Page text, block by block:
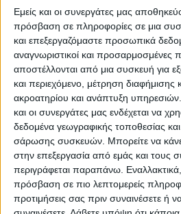
Εμείς και οι συνεργάτες μας
πρόσβαση σε πληροφορίες σε μια
και επεξεργαζόμαστε προσωπικά
αναγνωριστικοί και προσαρμοσμένες
αποστέλλονται από μια συσκευή για
και περιεχόμενο, μέτρηση διαφήμισης
ακροατηρίου και ανάπτυξη υπηρεσιών.
και οι συνεργάτες μας ενδέχεται να
δεδομένα γεωγραφικής τοποθεσίας
σάρωσης συσκευών. Μπορείτε να
στην επεξεργασία από εμάς και τους
περιγράφεται παραπάνω.
πρόσβαση σε πιο λεπτομερείς
προτιμήσεις σας πριν συναινέσετε ή
«Οποιαδήποτε
στο έργο της
πληρεξουσίων δικηγόρων
απερίφραστα
«Η Ολομέλεια και
έχουν δηλώσει από την
παράσταση προς
κατηγορίας στο πλαίσιο
αποστολής στη
κανένα οικονομικό